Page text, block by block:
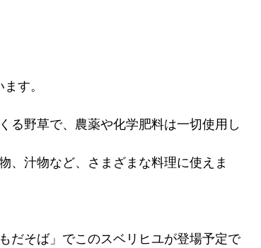
す。
る野草で、農薬や化学肥料は一切使用し
、汁物など、さまざまな料理に使えま
だそば」でこのスベリヒユが登場予定で